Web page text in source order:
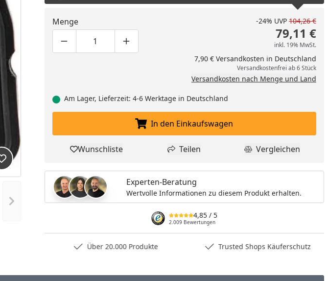
Nächstes Bild anzeigen
Produkt zur Wunschliste hinzufügen
Menge
Produktmenge um eins verringern
Produktmenge manuell eingeben
Produktmenge um eins erhöhen
-24% UVP 104,26 €
79,11 €
inkl. 19% MwSt.
7,90 € Versandkosten in Deutschland
Versandkostenfrei ab 6 Stück
Versandkosten nach Menge und Land
Am Lager, Lieferzeit: 4-6 Werktage in Deutschland
In den Einkaufswagen legen
In den Einkaufswagen
Produkt zur Wunschliste hinzufügen
Wunschliste Teilen
Teilen Produkt
Vergleichen
Experten-Beratung
Wertvolle Informationen zu diesem Produkt erhalten.
4,85 / 5
2.009 Bewertungen
Über 20.000 Produkte Trusted Shops Käuferschutz